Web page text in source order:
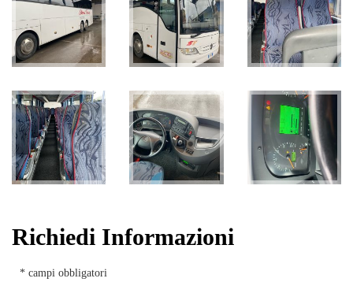
Richiedi Informazioni
* campi obbligatori